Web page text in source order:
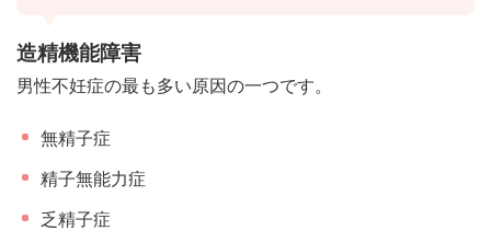
造精機能障害
男性不妊症の最も多い原因の一つです。
無精子症
精子無能力症
乏精子症